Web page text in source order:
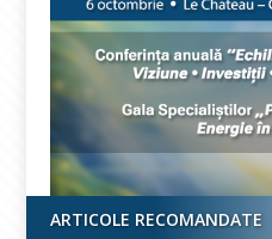
ARTICOLE RECOMANDATE